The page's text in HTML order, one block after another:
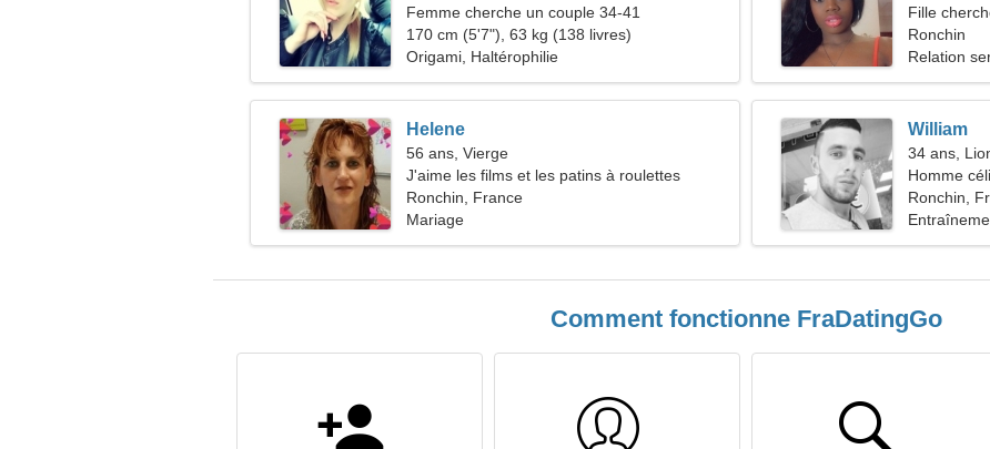
Femme cherche un couple 34-41
170 cm (5'7"), 63 kg (138 livres)
Origami, Haltérophilie
Fille
Ronchin
Relation
Helene
56 ans, Vierge
J'aime les films et les patins à roulettes
Ronchin, France
Mariage
William
34 ans,
Homme
Ronchin,
équilibrée
Comment fonctionne FraDatingGo